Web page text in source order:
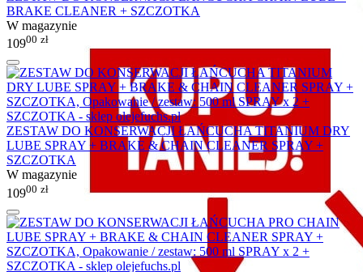
BRAKE CLEANER + SZCZOTKA
W magazynie
10900 zł
ZESTAW DO KONSERWACJI ŁAŃCUCHA TITANIUM DRY
LUBE SPRAY + BRAKE & CHAIN CLEANER SPRAY +
SZCZOTKA
W magazynie
10900 zł